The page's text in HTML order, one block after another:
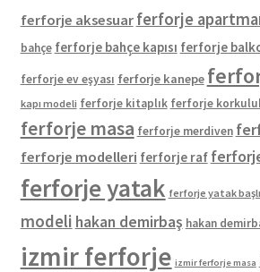
ferforje aksesuar ferforje
bahçe ferforje bahçe kapısı ferforje
ferforje ev eşyası ferforje kanepe
kapı modeli ferforje kitaplık ferforje
ferforje masa ferforje merdiven
ferforje modelleri ferforje raf
ferforje yatak ferforje yatak
modeli hakan demirbaş hakan
izmir ferforje izmir ferforje masa